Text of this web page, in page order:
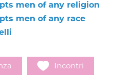
men of any religion
men of any race
Incontri